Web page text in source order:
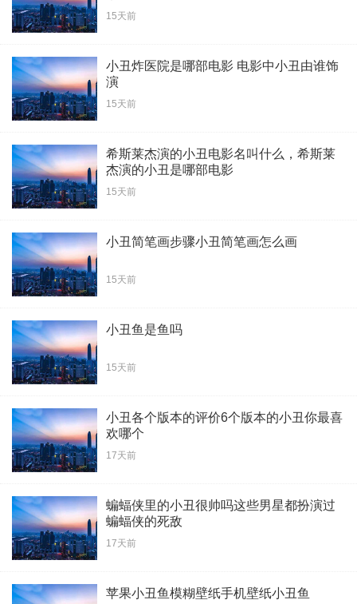
15天前
小丑炸医院是哪部电影 电影中小丑由谁饰
演
15天前
希斯莱杰演的小丑电影名叫什么，希斯莱
杰演的小丑是哪部电影
15天前
小丑简笔画步骤小丑简笔画怎么画
15天前
小丑鱼是鱼吗
15天前
小丑各个版本的评价6个版本的小丑你最喜
欢哪个
17天前
蝙蝠侠里的小丑很帅吗这些男星都扮演过
蝙蝠侠的死敌
17天前
苹果小丑鱼模糊壁纸手机壁纸小丑鱼